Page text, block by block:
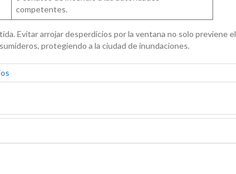
competentes.
Evitar arrojar desperdicios por la ventana no solo previene el
protegiendo a la ciudad de inundaciones.